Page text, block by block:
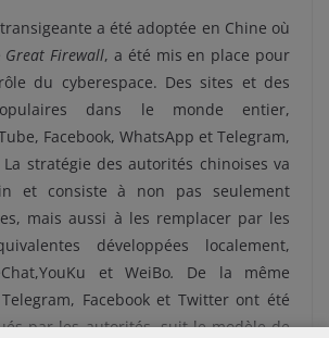
a été adoptée en Chine où
Great Firewall, a été mis en place pour
du cyberespace. Des sites et des
dans le monde entier,
Facebook, WhatsApp et Telegram,
stratégie des autorités chinoises va
et consiste à non pas seulement
mais aussi à les remplacer par les
développées localement,
et WeiBo. De la même
Facebook et Twitter ont été
par les autorités, suit le modèle de